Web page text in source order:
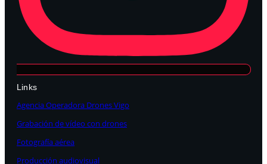
Links
Agencia Operadora Drones Vigo
Grabación de vídeo con drones
Fotografía aérea
Producción audiovisual